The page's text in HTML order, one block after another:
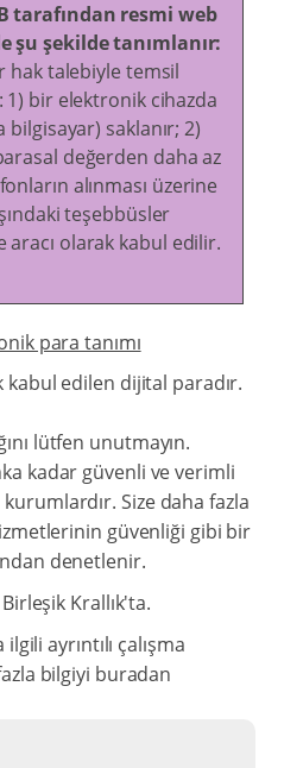
tarafından resmi web
şu şekilde tanımlanır:
hak talebiyle temsil
bir elektronik cihazda
saklanır; 2)
değerden daha az
alınması üzerine
teşebbüsler
olarak kabul edilir.
para tanımı
kabul edilen dijital paradır.
lütfen unutmayın.
kadar güvenli ve verimli
Size daha fazla
güvenliği gibi bir
denetlenir.
Birleşik Krallık'ta.
ayrıntılı çalışma
bilgiyi buradan